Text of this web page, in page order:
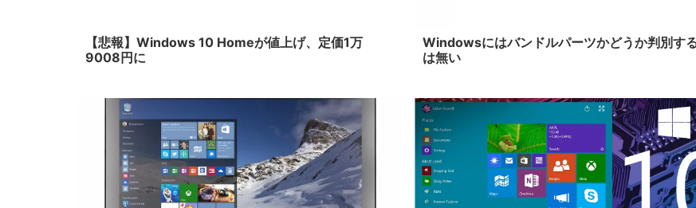
【悲報】Windows 10 Homeが値上げ、定価1万
9008円に
Windowsにはバンドルパーツかどうか判別す
は無い